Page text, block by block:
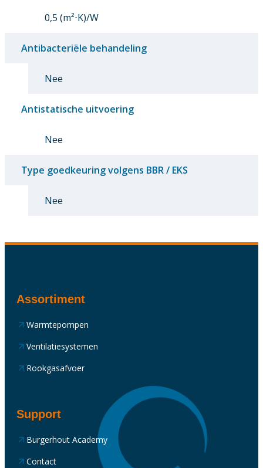
0,5 (m²⋅K)/W
Antibacteriële behandeling
Nee
Antistatische uitvoering
Nee
Type goedkeuring volgens BBR / EKS
Nee
Assortiment
Warmtepompen
Ventilatiesystemen
Rookgasafvoer
Support
Burgerhout Academy
Contact